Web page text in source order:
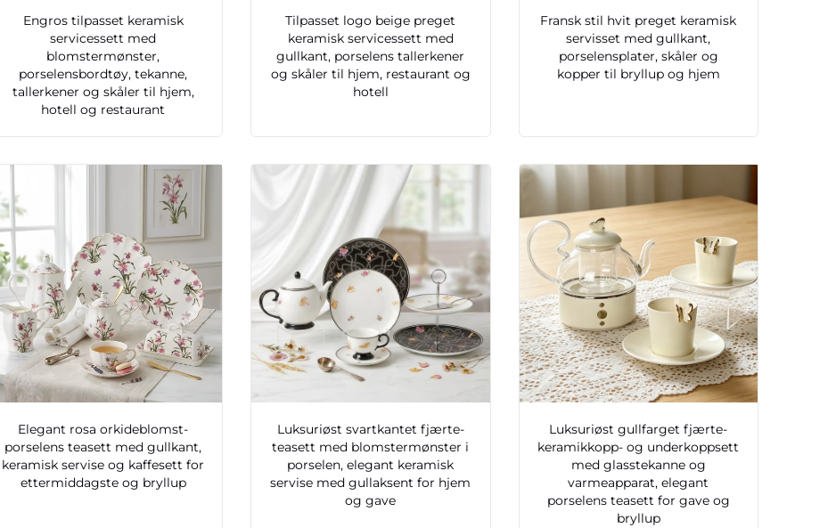
Engros tilpasset keramisk
servicessett med
blomstermønster,
porselensbordtøy, tekanne,
tallerkener og skåler til hjem,
hotell og restaurant
Tilpasset logo beige preget
keramisk servicessett med
gullkant, porselens tallerkener
og skåler til hjem, restaurant og
hotell
Fransk stil hvit preget keramisk
servisset med gullkant,
porselensplater, skåler og
kopper til bryllup og hjem
Elegant rosa orkideblomst-
porselens teasett med gullkant,
keramisk servise og kaffesett for
ettermiddagste og bryllup
Luksuriøst svartkantet fjærte-
teasett med blomstermønster i
porselen, elegant keramisk
servise med gullaksent for hjem
og gave
Luksuriøst gullfarget fjærte-
keramikkopp- og underkoppsett
med glasstekanne og
varmeapparat, elegant
porselens teasett for gave og
bryllup